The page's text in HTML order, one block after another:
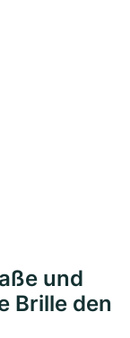
und
Brille den